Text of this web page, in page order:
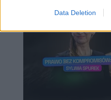
Data Deletion